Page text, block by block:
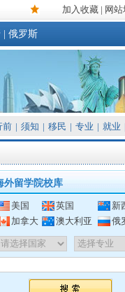
加入收藏 | 网站
俄罗斯
前 | 须知 | 移民 | 专业 | 就业
外留学院校库
美国 英国
新
加拿大
澳大利亚 俄